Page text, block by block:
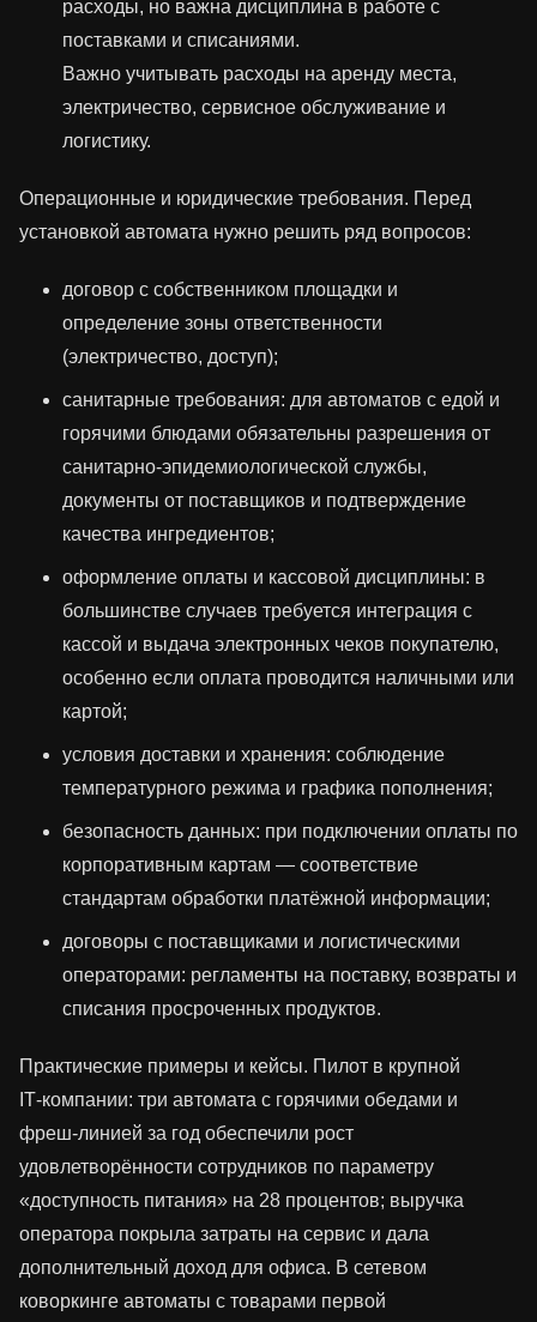
расходы, но важна дисциплина в работе с
поставками и списаниями.
Важно учитывать расходы на аренду места,
электричество, сервисное обслуживание и
логистику.
Операционные и юридические требования. Перед
установкой автомата нужно решить ряд вопросов:
договор с собственником площадки и
определение зоны ответственности
(электричество, доступ);
санитарные требования: для автоматов с едой и
горячими блюдами обязательны разрешения от
санитарно‑эпидемиологической службы,
документы от поставщиков и подтверждение
качества ингредиентов;
оформление оплаты и кассовой дисциплины: в
большинстве случаев требуется интеграция с
кассой и выдача электронных чеков покупателю,
особенно если оплата проводится наличными или
картой;
условия доставки и хранения: соблюдение
температурного режима и графика пополнения;
безопасность данных: при подключении оплаты по
корпоративным картам — соответствие
стандартам обработки платёжной информации;
договоры с поставщиками и логистическими
операторами: регламенты на поставку, возвраты и
списания просроченных продуктов.
Практические примеры и кейсы. Пилот в крупной
IT‑компании: три автомата с горячими обедами и
фреш‑линией за год обеспечили рост
удовлетворённости сотрудников по параметру
«доступность питания» на 28 процентов; выручка
оператора покрылa затраты на сервис и дала
дополнительный доход для офиса. В сетевом
коворкинге автоматы с товарами первой